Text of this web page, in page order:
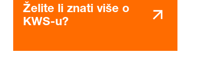
Želite li znati više o
KWS-u?